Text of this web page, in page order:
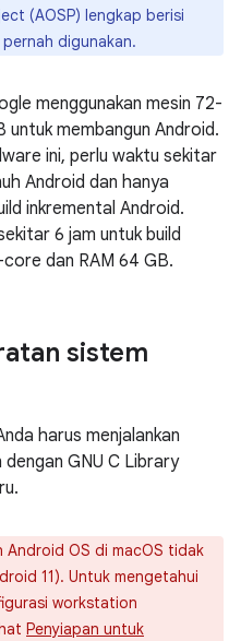
(AOSP) lengkap berisi
digunakan.
menggunakan mesin 72-
untuk membangun Android.
ini, perlu waktu sekitar
Android dan hanya
inkremental Android.
6 jam untuk build
dan RAM 64 GB.
sistem
harus menjalankan
GNU C Library
Android OS di macOS tidak
11). Untuk mengetahui
workstation
Penyiapan untuk